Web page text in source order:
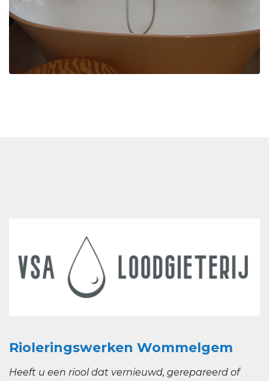
Rioleringswerken Wommelgem
Heeft u een riool dat vernieuwd, gerepareerd of